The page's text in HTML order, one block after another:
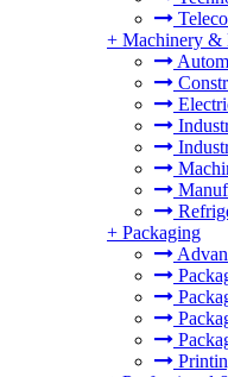
+ Machinery &
+ Packaging